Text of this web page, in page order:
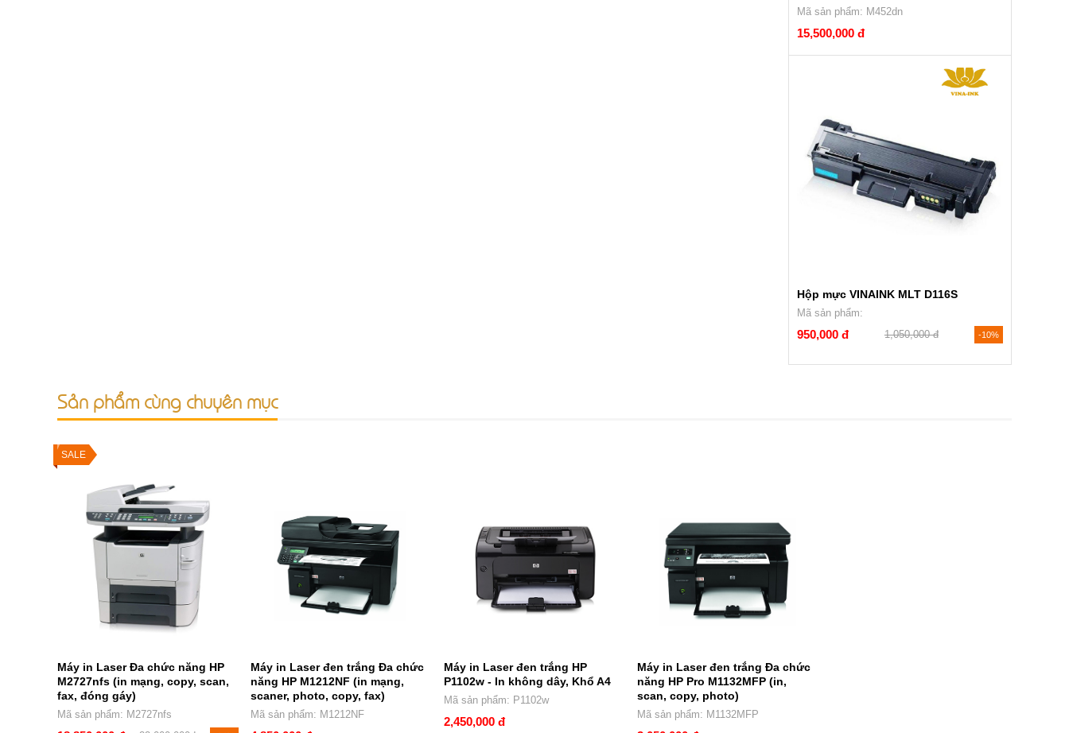
Mã sản phẩm: M452dn
15,500,000 đ
Hộp mực VINAINK MLT D116S
Mã sản phẩm:
950,000 đ 1,050,000 đ -10%
Sản phẩm cùng chuyên mục
SALE
Máy in Laser Đa chức năng HP
M2727nfs (in mạng, copy, scan,
fax, đóng gáy)
Mã sản phẩm: M2727nfs
Máy in Laser đen trắng Đa chức
năng HP M1212NF (in mạng,
scaner, photo, copy, fax)
Mã sản phẩm: M1212NF
Máy in Laser đen trắng HP
P1102w - In không dây, Khổ A4
Mã sản phẩm: P1102w
2,450,000 đ
Máy in Laser đen trắng Đa chức
năng HP Pro M1132MFP (in,
scan, copy, photo)
Mã sản phẩm: M1132MFP